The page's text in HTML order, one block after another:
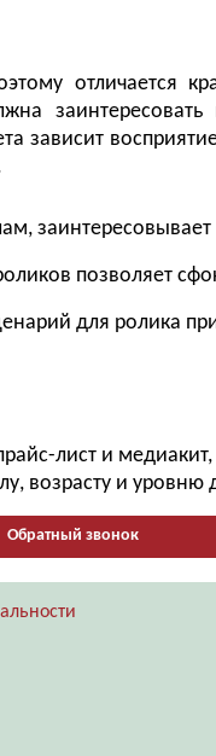
отличается
заинтересовать
зависит
позволяет
для ролика
лист и
возрасту и уровню
Обратный звонок